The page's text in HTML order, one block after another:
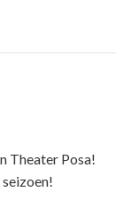
Theater Posa!